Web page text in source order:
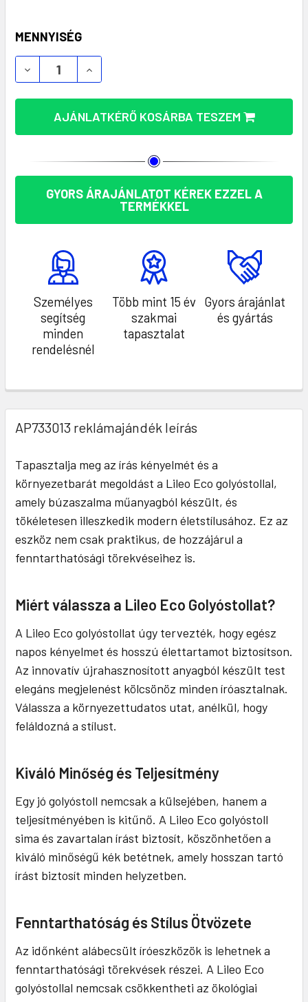
KÉSZLET:
MENNYISÉG
AJÁNLATKÉRŐ KOSÁRBA TESZEM
GYORS ÁRAJÁNLATOT KÉREK EZZEL A
TERMÉKKEL
Személyes
segítség
minden
rendelésnél
Több mint 15 év
szakmai
tapasztalat
Gyors árajánlat
és gyártás
AP733013 reklámajándék leírás
Tapasztalja meg az írás kényelmét és a
környezetbarát megoldást a Lileo Eco golyóstollal,
amely búzaszalma műanyagból készült, és
tökéletesen illeszkedik modern életstílusához. Ez az
eszköz nem csak praktikus, de hozzájárul a
fenntarthatósági törekvéseihez is.
Miért válassza a Lileo Eco Golyóstollat?
A Lileo Eco golyóstollat úgy tervezték, hogy egész
napos kényelmet és hosszú élettartamot biztosítson.
Az innovatív újrahasznosított anyagból készült test
elegáns megjelenést kölcsönöz minden íróasztalnak.
Válassza a környezettudatos utat, anélkül, hogy
feláldozná a stílust.
Kiváló Minőség és Teljesítmény
Egy jó golyóstoll nemcsak a külsejében, hanem a
teljesítményében is kitűnő. A Lileo Eco golyóstoll
sima és zavartalan írást biztosít, köszönhetően a
kiváló minőségű kék betétnek, amely hosszan tartó
írást biztosít minden helyzetben.
Fenntarthatóság és Stílus Ötvözete
Az időnként alábecsült íróeszközök is lehetnek a
fenntarthatósági törekvések részei. A Lileo Eco
golyóstollal nemcsak csökkentheti az ökológiai